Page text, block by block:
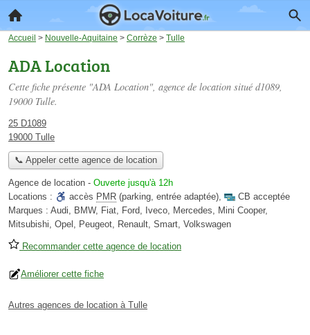
Accueil > Nouvelle-Aquitaine > Corrèze > Tulle
ADA Location
Cette fiche présente "ADA Location", agence de location situé d1089,
19000 Tulle.
25 D1089
19000 Tulle
📞 Appeler cette agence de location
Agence de location - Ouverte jusqu'à 12h
Locations :
accès PMR (parking, entrée adaptée),
CB acceptée
Marques : Audi, BMW, Fiat, Ford, Iveco, Mercedes, Mini Cooper,
Mitsubishi, Opel, Peugeot, Renault, Smart, Volkswagen
Recommander cette agence de location
Améliorer cette fiche
Autres agences de location à Tulle